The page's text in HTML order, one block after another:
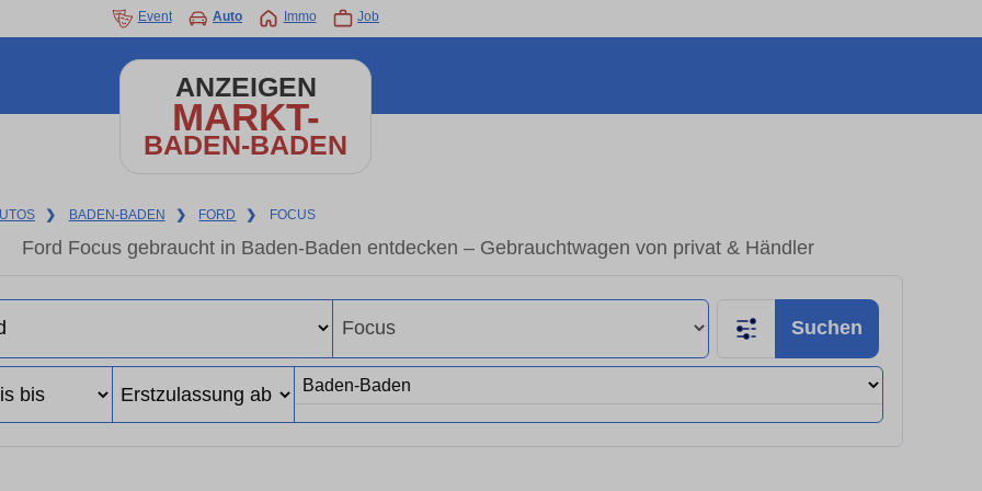
Event Auto Immo Job
ANZEIGEN
MARKT-
BADEN-BADEN
❯ BADEN-BADEN ❯ FORD ❯ FOCUS
Ford Focus gebraucht in Baden-Baden entdecken – Gebrauchtwagen von privat & Händler
Suchen